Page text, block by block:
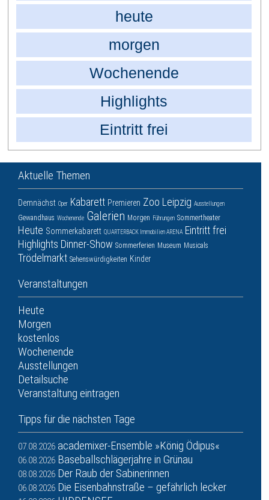
heute
morgen
Wochenende
Highlights
Eintritt frei
Aktuelle Themen
Demnächst Oper Kabarett Premieren Zoo Leipzig Ausstellungen
Gewandhaus Wochenende Galerien Morgen Führungen Sommertheater
Heute Sommerkabarett QUARTERBACK Immobilien ARENA Eintritt frei
Highlights Dinner-Show Sommerferien Museum Musicals
Trödelmarkt Sehenswürdigkeiten Kinder
Veranstaltungen
Heute
Morgen
kostenlos
Wochenende
Ausstellungen
Detailsuche
Veranstaltung eintragen
Tipps für die nächsten Tage
07.08.2026 academixer-Ensemble »König Ödipus«
06.08.2026 Baseballschlägerjahre in Grünau
08.08.2026 Der Raub der Sabinerinnen
06.08.2026 Die Eisenbahnstraße – gefährlich lecker